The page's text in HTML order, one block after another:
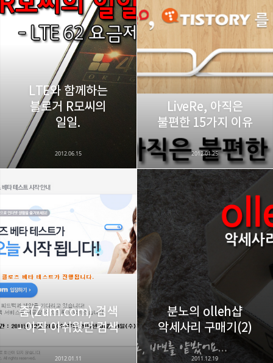
LTE와 함께하는
블로거 R모씨의
일일.
2012.06.15
LiveRe, 아직은
불편한 15가지 이유
2012.01.25
줌(Zum.com) 검색
- 아직 아쉬웠던 검색
2012.01.11
분노의 olleh샵
악세사리 구매기(2)
2011.12.19